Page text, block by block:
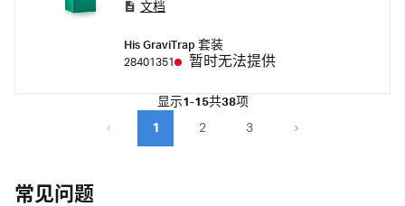
文档
His GraviTrap 套装
28401351
暂时无法提供
显示1-15共38项
1 2 3
常见问题